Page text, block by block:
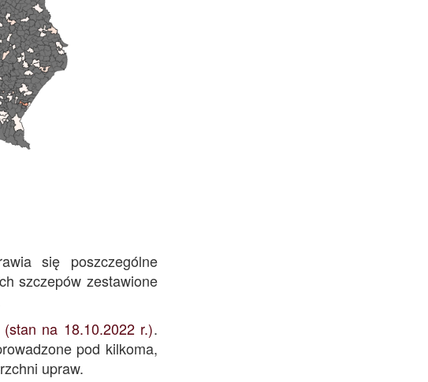
się poszczególne
szczepów zestawione
na 18.10.2022 r.).
pod kilkoma,
upraw.